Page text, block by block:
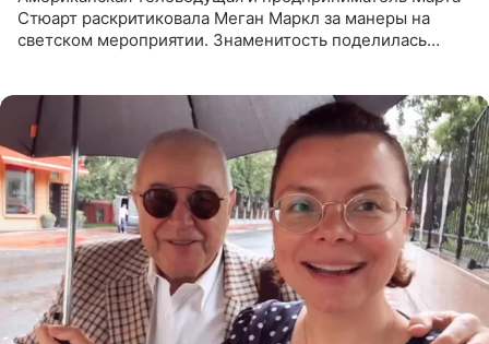
Стюарт раскритиковала Меган Маркл за манеры на
светском мероприятии. Знаменитость поделилась